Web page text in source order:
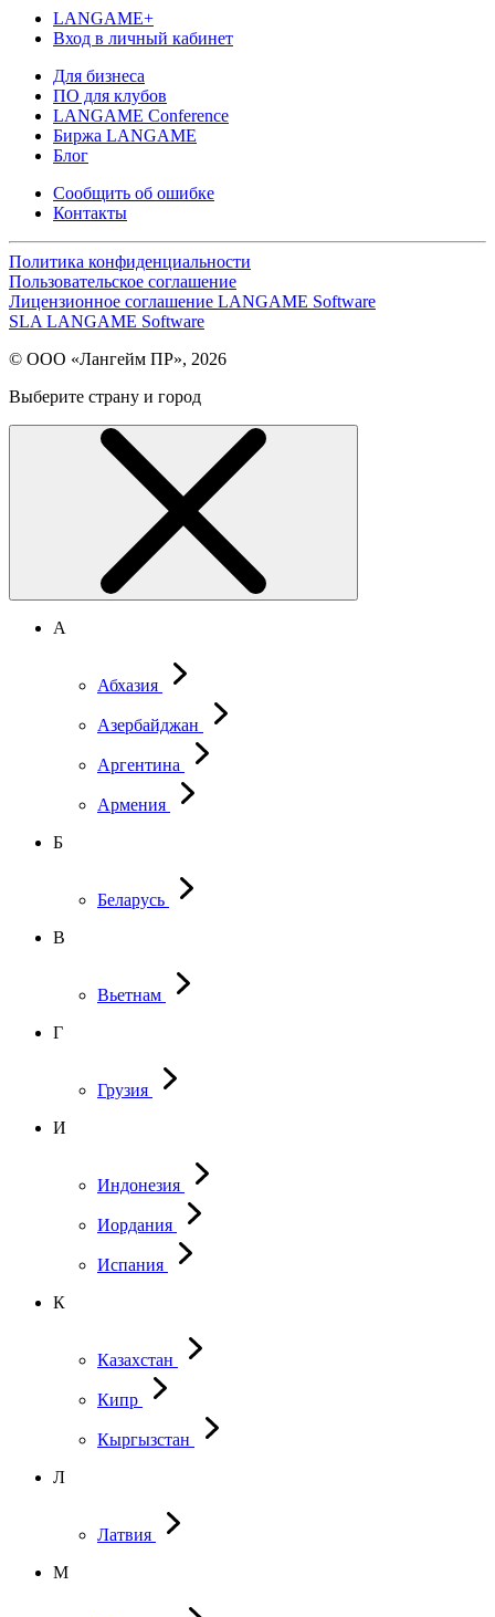
LANGAME+
Вход в личный кабинет
Для бизнеса
ПО для клубов
LANGAME Conference
Биржа LANGAME
Блог
Сообщить об ошибке
Контакты
Политика конфиденциальности
Пользовательское соглашение
Лицензионное соглашение LANGAME Software
SLA LANGAME Software
© ООО «Лангейм ПР», 2026
Выберите страну и город
А
Абхазия
Азербайджан
Аргентина
Армения
Б
Беларусь
В
Вьетнам
Г
Грузия
И
Индонезия
Иордания
Испания
К
Казахстан
Кипр
Кыргызстан
Л
Латвия
М